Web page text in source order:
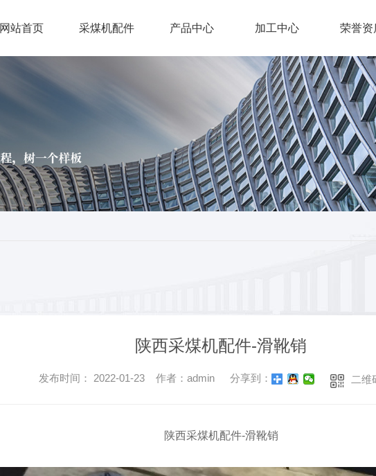
网站首页 采煤机配件 产品中心 加工中心 荣誉资
陕西采煤机配件-滑靴销
发布时间： 2022-01-23 作者：admin 分享到： 二维
陕西采煤机配件-滑靴销